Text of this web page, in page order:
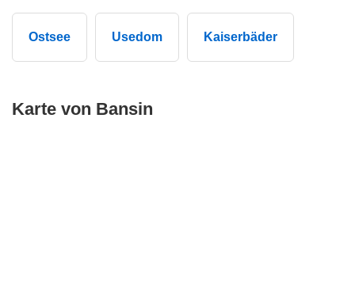
Ostsee Usedom Kaiserbäder
Karte von Bansin